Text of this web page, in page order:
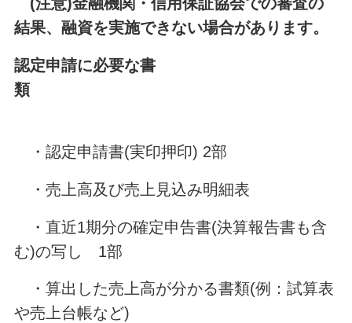
結果、融資を実施できない場合があります。
認定申請に必要な書
類
・認定申請書(実印押印) 2部
・売上高及び売上見込み明細表
・直近1期分の確定申告書(決算報告書も含
む)の写し 1部
・算出した売上高が分かる書類(例：試算表
や売上台帳など)